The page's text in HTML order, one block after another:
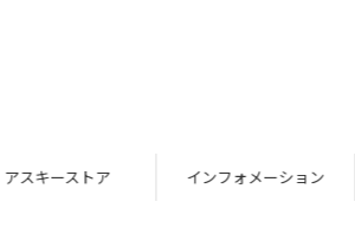
アスキーストア インフォメーション